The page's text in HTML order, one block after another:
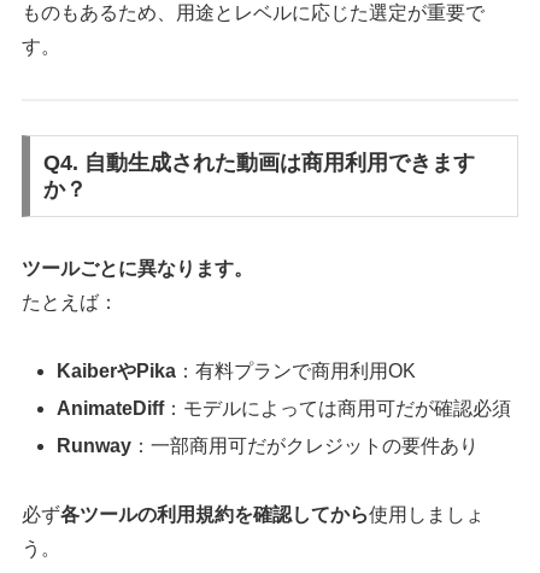
ものもあるため、用途とレベルに応じた選定が重要で
す。
Q4. 自動生成された動画は商用利用できます
か？
ツールごとに異なります。
たとえば：
KaiberやPika ：有料プランで商用利用OK
AnimateDiff：モデルによっては商用可だが確認必須
Runway ：一部商用可だがクレジットの要件あり
必ず各ツールの利用規約を確認してから使用しましょ
う。